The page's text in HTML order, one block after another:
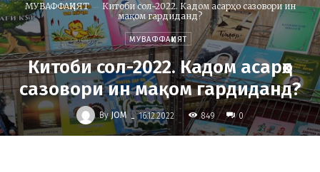
МУВАФФАҚИЯТ
Китоби сол-2022. Кадом асарҳо сазовори ин
мақом гардиданд?
МУВАФФАҚИЯТ
Китоби сол-2022. Кадом асарҳо
сазовори ин мақом гардиданд?
By JOM - 16.12.2022 849 0